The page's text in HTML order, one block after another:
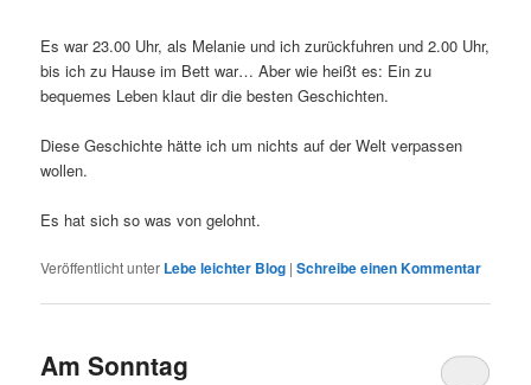
Es war 23.00 Uhr, als Melanie und ich zurückfuhren und 2.00 Uhr,
bis ich zu Hause im Bett war… Aber wie heißt es: Ein zu
bequemes Leben klaut dir die besten Geschichten.
Diese Geschichte hätte ich um nichts auf der Welt verpassen
wollen.
Es hat sich so was von gelohnt.
Veröffentlicht unter Lebe leichter Blog |Schreibe einen Kommentar
Am Sonntag